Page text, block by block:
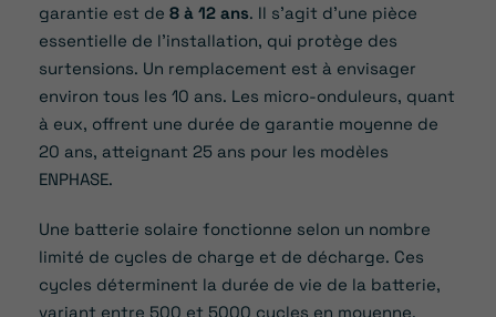
garantie est de 8 à 12 ans. Il s’agit d’une pièce
essentielle de l’installation, qui protège des
surtensions. Un remplacement est à envisager
environ tous les 10 ans. Les micro-onduleurs, quant
à eux, offrent une durée de garantie moyenne de
20 ans, atteignant 25 ans pour les modèles
ENPHASE.
Une batterie solaire fonctionne selon un nombre
limité de cycles de charge et de décharge. Ces
cycles déterminent la durée de vie de la batterie,
variant entre 500 et 5000 cycles en moyenne,